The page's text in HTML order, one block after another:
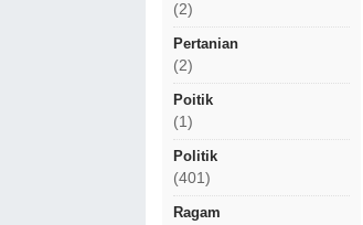
(2)
Pertanian
(2)
Poitik
(1)
Politik
(401)
Ragam